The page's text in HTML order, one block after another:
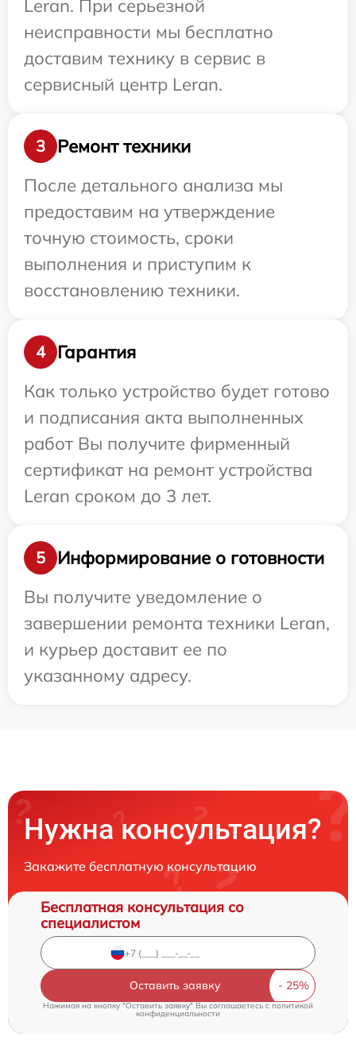
Leran. При серьезной
неисправности мы бесплатно
доставим технику в сервис в
сервисный центр Leran.
3
Ремонт техники
После детального анализа мы
предоставим на утверждение
точную стоимость, сроки
выполнения и приступим к
восстановлению техники.
4
Гарантия
Как только устройство будет готово
и подписания акта выполненных
работ Вы получите фирменный
сертификат на ремонт устройства
Leran сроком до 3 лет.
5
Информирование о готовности
Вы получите уведомление о
завершении ремонта техники Leran,
и курьер доставит ее по
указанному адресу.
Нужна консультация?
Закажите бесплатную консультацию
Бесплатная консультация со
специалистом
Оставить заявку
Нажимая на кнопку "Оставить заявку" Вы соглашаетесь cполитикой
конфиденциальности